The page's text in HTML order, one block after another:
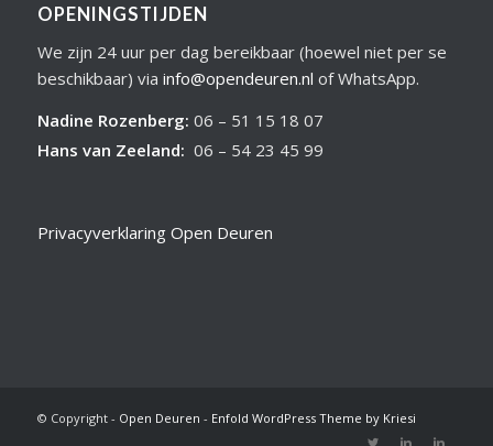
OPENINGSTIJDEN
We zijn 24 uur per dag bereikbaar (hoewel niet per se
beschikbaar) via info@opendeuren.nl of WhatsApp.
Nadine Rozenberg: 06 – 51 15 18 07
Hans van Zeeland: 06 – 54 23 45 99
Privacyverklaring Open Deuren
© Copyright - Open Deuren - Enfold WordPress Theme by Kriesi